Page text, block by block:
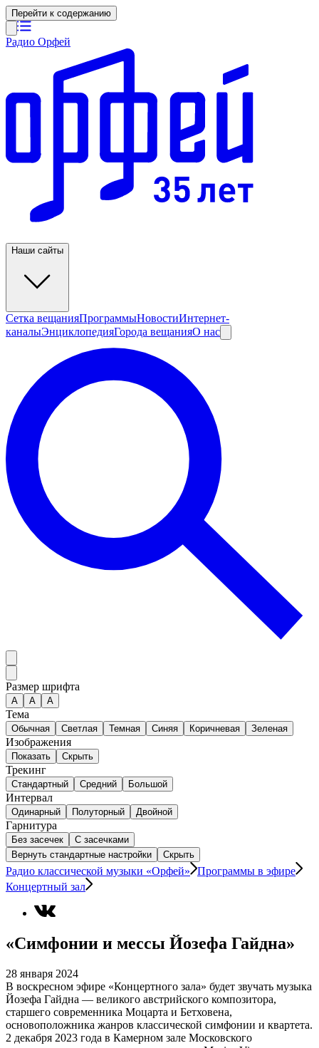
Перейти к содержанию
Радио Орфей
Наши сайты
Сетка вещанияПрограммыНовостиИнтернет-
каналыЭнциклопедияГорода вещанияО нас
Размер шрифта
А A A
Тема
Обычная Светлая Темная Синяя Коричневая Зеленая
Изображения
Показать Скрыть
Трекинг
Стандартный Средний Большой
Интервал
Одинарный Полуторный Двойной
Гарнитура
Без засечек
С засечками
Вернуть стандартные настройки
Скрыть
Радио классической музыки «Орфей»
Программы в эфире
Концертный зал
«Симфонии и мессы Йозефа Гайдна»
28 января 2024
В воскресном эфире «Концертного зала» будет звучать музыка
Йозефа Гайдна — великого австрийского композитора,
старшего современника Моцарта и Бетховена,
основоположника жанров классической симфонии и квартета.
2 декабря 2023 года в Камерном зале Московского